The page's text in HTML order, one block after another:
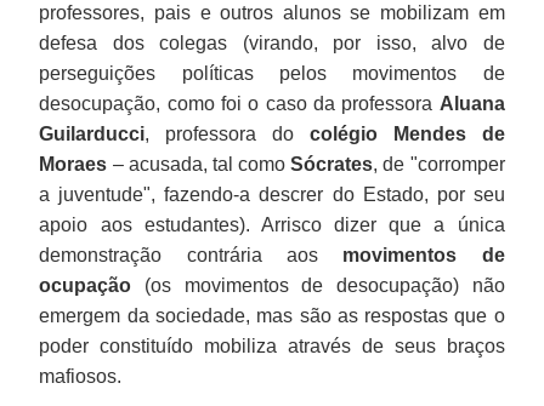
professores, pais e outros alunos se mobilizam em
defesa dos colegas (virando, por isso, alvo de
perseguições políticas pelos movimentos de
desocupação, como foi o caso da professora Aluana
Guilarducci, professora do colégio Mendes de
Moraes – acusada, tal comoSócrates, de "corromper
a juventude", fazendo-a descrer do Estado, por seu
apoio aos estudantes). Arrisco dizer que a única
demonstração contrária aos movimentos de
ocupação (os movimentos de desocupação) não
emergem da sociedade, mas são as respostas que o
poder constituído mobiliza através de seus braços
mafiosos.